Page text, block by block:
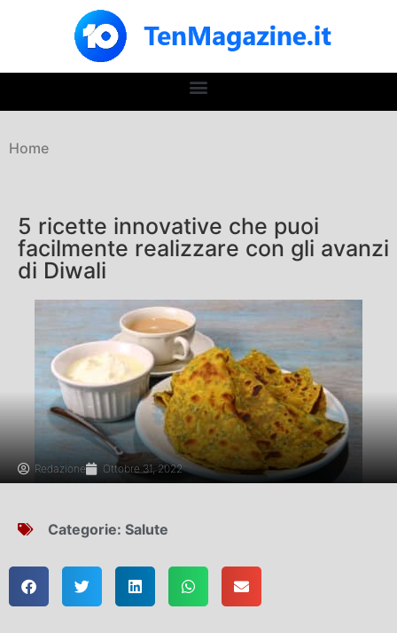
Home
5 ricette innovative che puoi
facilmente realizzare con gli avanzi
di Diwali
Redazione Ottobre 31, 2022
Categorie: Salute